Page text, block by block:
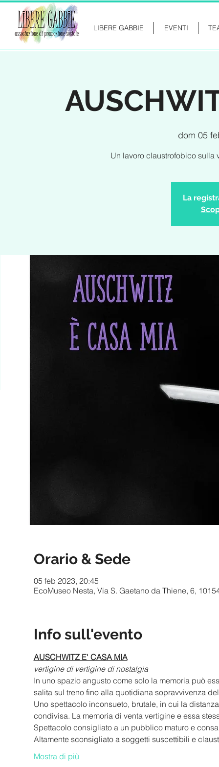
LIBERE GABBIE EVENTI
dom 05
Un lavoro claustrofobico sulla
La
Orario & Sede
05 feb 2023, 20:45
EcoMuseo Nesta, Via S. Gaetano da Thiene, 6,
Info sull'evento
AUSCHWITZ E' CASA MIA
vertigine di vertigine di nostalgia
In uno spazio angusto come solo la memoria può
salita sul treno fino alla quotidiana sopravvivenza
Uno spettacolo inconsueto, brutale, in cui la
condivisa. La memoria di venta vertigine e essa
Spettacolo consigliato a un pubblico maturo e
Altamente sconsigliato a soggetti suscettibili e
Mostra di più